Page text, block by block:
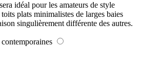
idéal pour les amateurs de style
plats minimalistes de larges baies
singulièrement différente des autres.